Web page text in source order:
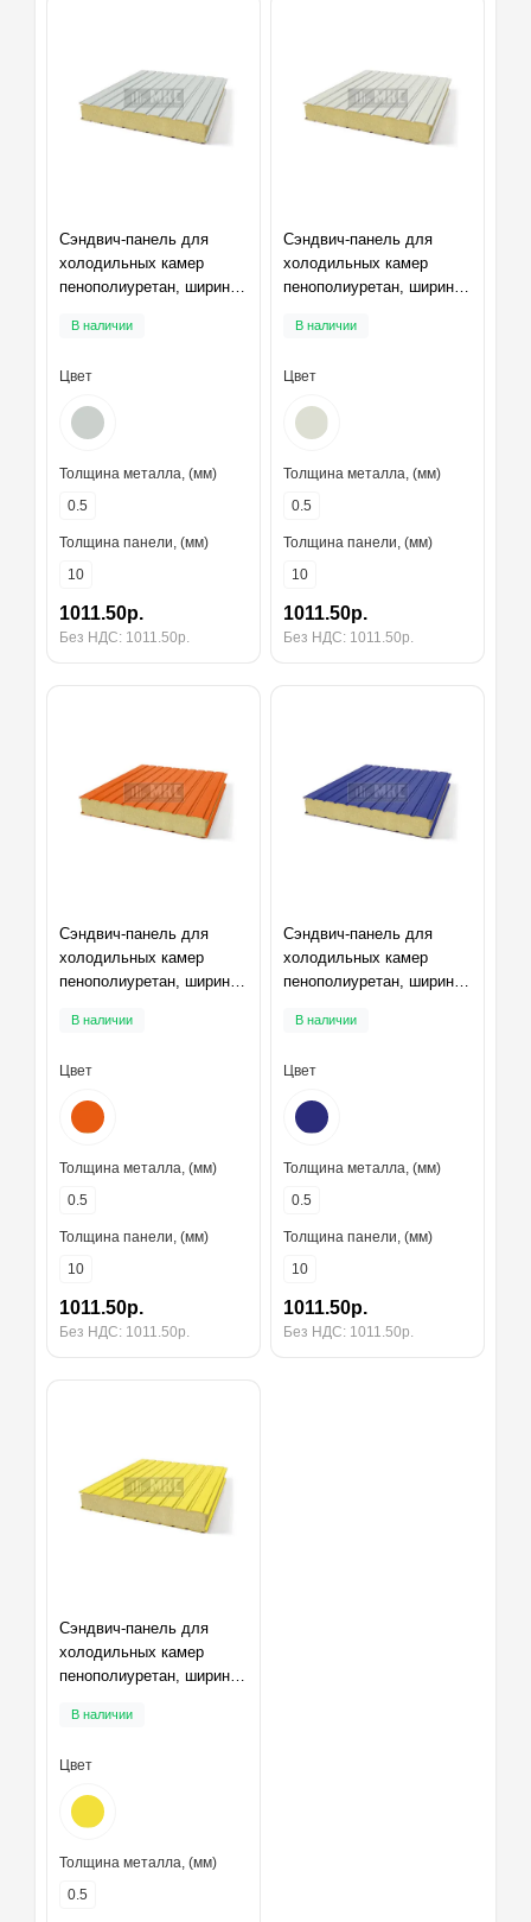
Сэндвич-панель для
холодильных камер
пенополиуретан, ширина
RAL7035
В наличии
Цвет
Толщина металла, (мм)
0.5
Толщина панели, (мм)
10
1011.50р.
Без НДС: 1011.50р.
Сэндвич-панель для
холодильных камер
пенополиуретан, ширина
RAL9002
В наличии
Цвет
Толщина металла, (мм)
0.5
Толщина панели, (мм)
10
1011.50р.
Без НДС: 1011.50р.
Сэндвич-панель для
холодильных камер
пенополиуретан, ширина
RAL2004
В наличии
Цвет
Толщина металла, (мм)
0.5
Толщина панели, (мм)
10
1011.50р.
Без НДС: 1011.50р.
Сэндвич-панель для
холодильных камер
пенополиуретан, ширина
RAL5002
В наличии
Цвет
Толщина металла, (мм)
0.5
Толщина панели, (мм)
10
1011.50р.
Без НДС: 1011.50р.
Сэндвич-панель для
холодильных камер
пенополиуретан, ширина
RAL1018
В наличии
Цвет
Толщина металла, (мм)
0.5